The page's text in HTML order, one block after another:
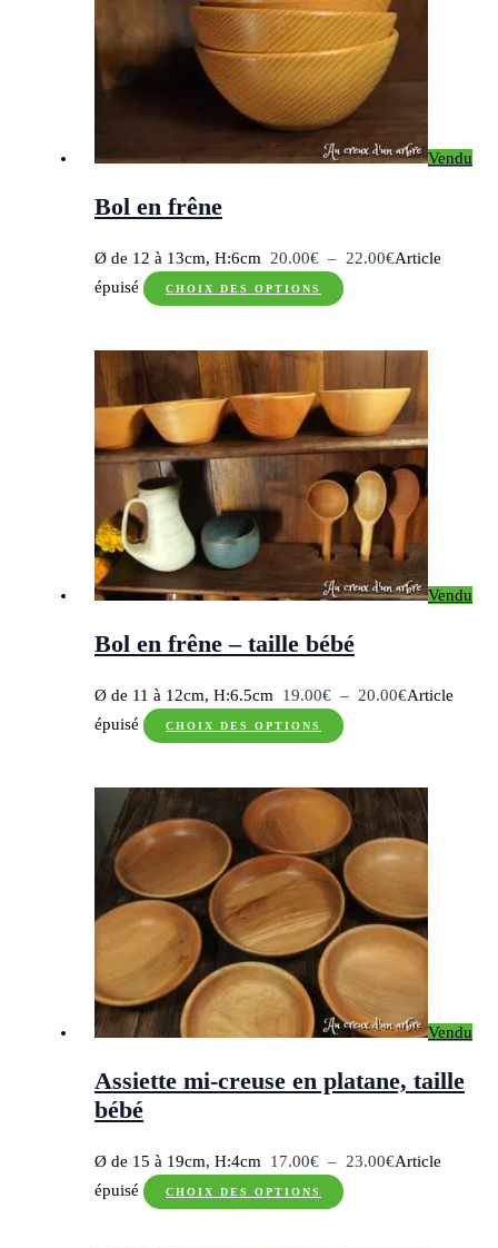
options
peuvent
être
choisies
la
produit
Vendu
Bol en frêne
Ø de 12 à 13cm, H:6cm 20.00€ – 22.00€Plage
22.00€
Article
épuisé
CHOIX DES OPTIONS
Ce
variations.
Les
peuvent
être
choisies
la
page
du
produit
Vendu
Bol en frêne – taille bébé
Ø de 11 à 12cm, H:6.5cm 19.00€ – 20.00€Plage
à
20.00€
Article
épuisé
CHOIX DES OPTIONS
Ce
plusieurs
variations.
Les
options
peuvent
être
choisies
sur
la
du
Vendu
Assiette mi-creuse en platane, taille
bébé
Ø de 15 à 19cm, H:4cm 17.00€ – 23.00€Plage
Article
épuisé
CHOIX DES OPTIONS
Ce